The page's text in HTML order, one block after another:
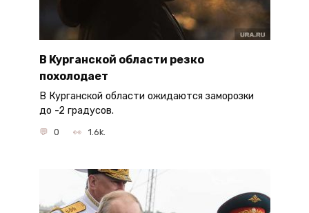
В Курганской области резко
похолодает
В Курганской области ожидаются заморозки
до -2 градусов.
0 1.6k.